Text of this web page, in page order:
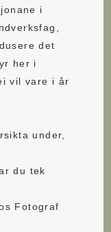
i
det
her i
vil vare i år
under,
du tek
Fotograf